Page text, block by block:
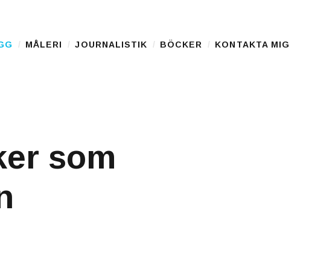
MÅLERI JOURNALISTIK BÖCKER KONTAKTA MIG
som